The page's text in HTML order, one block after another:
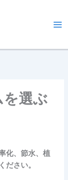
選ぶ
化、節水、植
ださい。